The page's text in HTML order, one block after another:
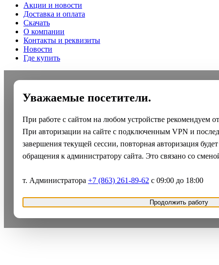
Акции и новости
Доставка и оплата
Скачать
О компании
Контакты и реквизиты
Новости
Где купить
Уважаемые посетители.
При работе с сайтом на любом устройстве рекомендуем
При авторизации на сайте с подключенным VPN и
завершения текущей сессии, повторная авторизация
обращения к администратору сайта. Это связано со
т. Администратора +7 (863) 261-89-62 с 09:00 до 18:00
Продолжить работу